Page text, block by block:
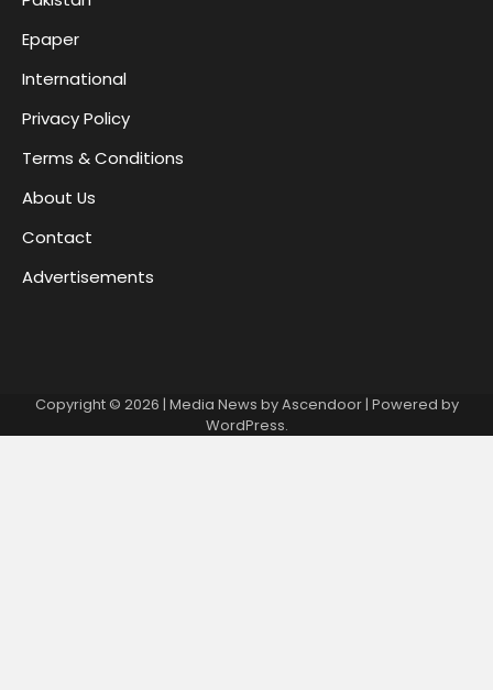
Epaper
International
Privacy Policy
Terms & Conditions
About Us
Contact
Advertisements
Copyright © 2026 | Media News byAscendoor| Powered by
WordPress.